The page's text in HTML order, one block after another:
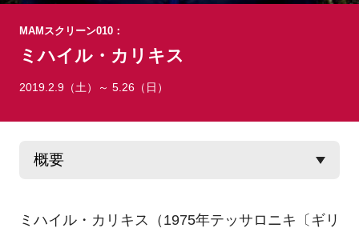
MAMスクリーン010：
ミハイル・カリキス
2019.2.9（土）～ 5.26（日）
ミハイル・カリキス（1975年テッサロニキ〔ギリ